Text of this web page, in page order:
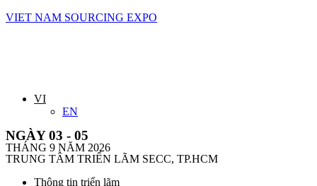
VIET NAM SOURCING EXPO
VI
EN
NGÀY 03 - 05
THÁNG 9 NĂM 2026
TRUNG TÂM TRIỂN LÃM SECC, TP.HCM
Thông tin triển lãm